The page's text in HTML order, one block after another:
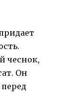
чеснок,
Он